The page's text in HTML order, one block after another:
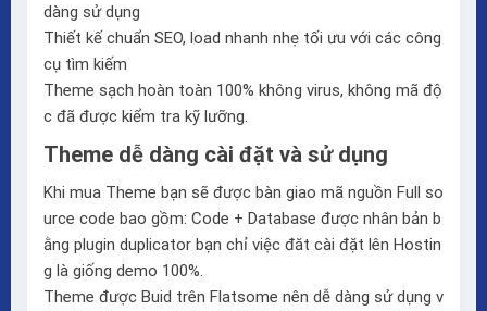
dàng sử dụng
Thiết kế chuẩn SEO, load nhanh nhẹ tối ưu với các công
cụ tìm kiếm
Theme sạch hoàn toàn 100% không virus, không mã độ
c đã được kiểm tra kỹ lưỡng.
Theme dễ dàng cài đặt và sử dụng
Khi mua Theme bạn sẽ được bàn giao mã nguồn Full so
urce code bao gồm: Code + Database được nhân bản b
ằng plugin duplicator bạn chỉ việc đăt cài đặt lên Hostin
g là giống demo 100%.
Theme được Buid trên Flatsome nên dễ dàng sử dụng v